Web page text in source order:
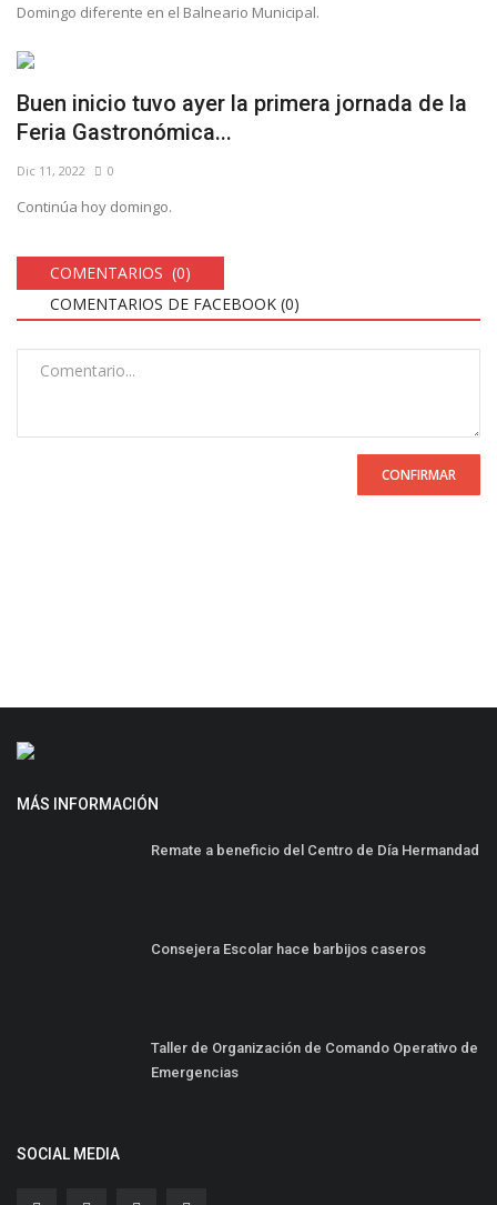
Domingo diferente en el Balneario Municipal.
Buen inicio tuvo ayer la primera jornada de la
Feria Gastronómica...
Dic 11, 2022 0
Continúa hoy domingo.
COMENTARIOS (0)
COMENTARIOS DE FACEBOOK (0)
CONFIRMAR
MÁS INFORMACIÓN
Remate a beneficio del Centro de Día Hermandad
Consejera Escolar hace barbijos caseros
Taller de Organización de Comando Operativo de
Emergencias
SOCIAL MEDIA